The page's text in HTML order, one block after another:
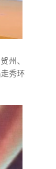
州、
秀环